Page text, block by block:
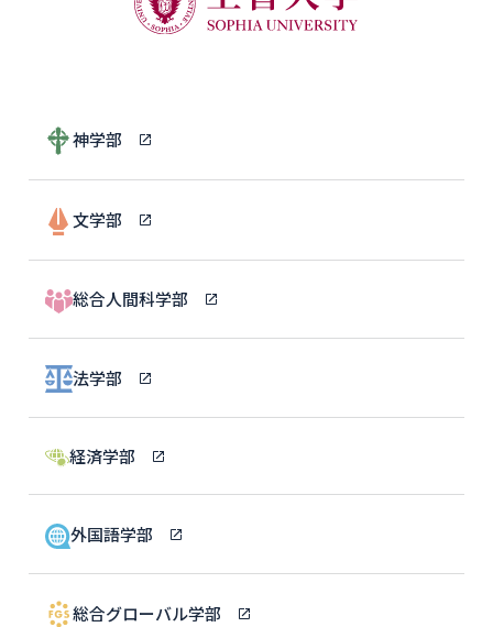
神学部
文学部
総合人間科学部
法学部
経済学部
外国語学部
総合グローバル学部